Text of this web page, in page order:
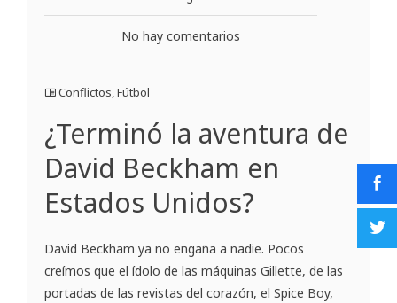
No hay comentarios
Conflictos,Fútbol
¿Terminó la aventura de
David Beckham en
Estados Unidos?
David Beckham ya no engaña a nadie. Pocos
creímos que el ídolo de las máquinas Gillette, de las
portadas de las revistas del corazón, el Spice Boy,